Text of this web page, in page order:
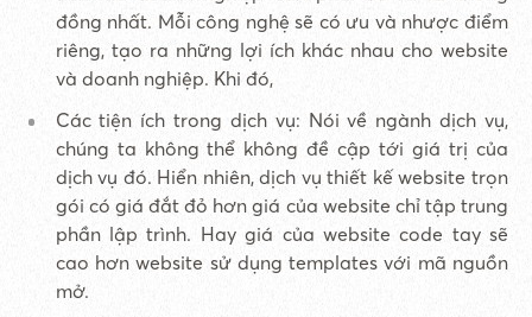
đồng nhất. Mỗi công nghệ sẽ có ưu và nhược điểm
riêng, tạo ra những lợi ích khác nhau cho website
và doanh nghiệp. Khi đó,
Các tiện ích trong dịch vụ: Nói về ngành dịch vụ,
chúng ta không thể không đề cập tới giá trị của
dịch vụ đó. Hiển nhiên, dịch vụ thiết kế website trọn
gói có giá đắt đỏ hơn giá của website chỉ tập trung
phần lập trình. Hay giá của website code tay sẽ
cao hơn website sử dụng templates với mã nguồn
mở.